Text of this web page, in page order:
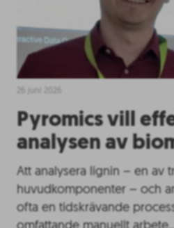
Pyromics vill
analysen av
Att analysera lignin – en av
huvudkomponenter – och
ofta en tidskrävande